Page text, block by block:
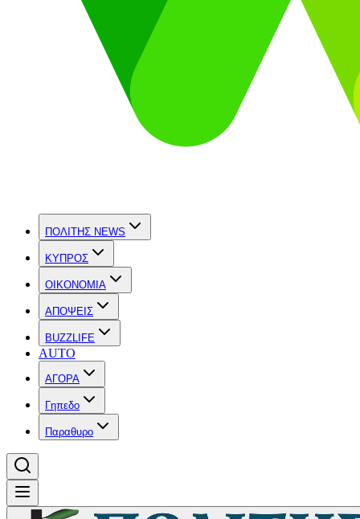
ΠΟΛΙΤΗΣ NEWS
ΚΥΠΡΟΣ
OIKONOMIA
ΑΠΟΨΕΙΣ
BUZZLIFE
AUTO
ΑΓΟΡΑ
Γηπεδο
Παραθυρο